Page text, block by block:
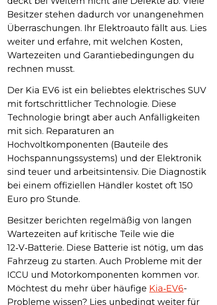
Besitzer stehen dadurch vor unangenehmen
Überraschungen. Ihr Elektroauto fällt aus. Lies
weiter und erfahre, mit welchen Kosten,
Wartezeiten und Garantiebedingungen du
rechnen musst.
Der Kia EV6 ist ein beliebtes elektrisches SUV
mit fortschrittlicher Technologie. Diese
Technologie bringt aber auch Anfälligkeiten
mit sich. Reparaturen an
Hochvoltkomponenten (Bauteile des
Hochspannungssystems) und der Elektronik
sind teuer und arbeitsintensiv. Die Diagnostik
bei einem offiziellen Händler kostet oft 150
Euro pro Stunde.
Besitzer berichten regelmäßig von langen
Wartezeiten auf kritische Teile wie die
12‑V‑Batterie. Diese Batterie ist nötig, um das
Fahrzeug zu starten. Auch Probleme mit der
ICCU und Motorkomponenten kommen vor.
Möchtest du mehr über häufige Kia‑EV6-
Probleme wissen? Lies unbedingt weiter für